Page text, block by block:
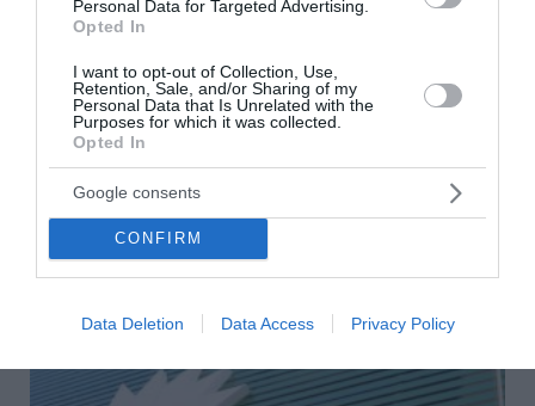
Personal Data for Targeted Advertising.
Opted In
I want to opt-out of Collection, Use,
Retention, Sale, and/or Sharing of my
Personal Data that Is Unrelated with the
Purposes for which it was collected.
Opted In
Google consents
CONFIRM
Data Deletion Data Access Privacy Policy
Σκέρτσος: «ΠΑΣΟΚ και ΕΛΑΣ υποκαθιστούν
την οικονομική ανάλυση με πολιτική
προπαγάνδα»
Στις αντιδράσεις του ΠΑΣΟΚ και της ΕΛΑΣ σχετικά με τα
στοιχεία του ΟΟΣΑ που δόθηκαν στη δημοσιότητα για το
διαθέσιμο εισόδημα απάντησε ο Άκης Σκέρτσος. Ο
υπουργός Επικρατείας έκ...
07 Αυγούστου 2026